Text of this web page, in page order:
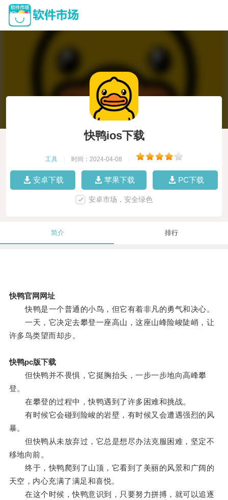
快鸭ios下载
工具 时间：2024-04-08
安卓下载 苹果下载 PC下载
安卓市场，安全绿色
简介 排行
快鸭官网网址
快鸭是一个普通的小鸟，但它有着非凡的勇气和决心。
一天，它决定去攀登一座高山，这座山峰险峻陡峭，让
许多鸟类望而却步。
快鸭pc版下载
但快鸭并不畏惧，它挺胸抬头，一步一步地向高峰攀
登。
在攀登的过程中，快鸭遇到了许多困难和挑战。
有时候它会碰到险峻的岩壁，有时候又会遭遇强烈的风
暴。
但快鸭从未放弃过，它总是想尽办法克服困难，坚定不
移地向前。
终于，快鸭爬到了山顶，它看到了美丽的风景和广阔的
天空，内心充满了满足和喜悦。
在这个时候，快鸭意识到，只要努力拼搏，就可以追逐